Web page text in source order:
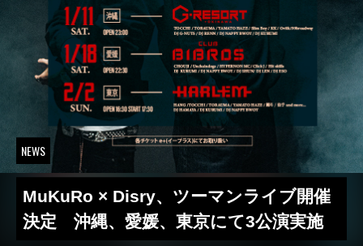
NEWS
MuKuRo × Disry、ツーマンライブ開催
決定 沖縄、愛媛、東京にて3公演実施